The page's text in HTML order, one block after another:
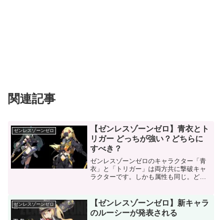
関連記事
ゼンレスゾーンゼロ
【ゼンレスゾーンゼロ】青衣とト
リガー どっちが強い？どちらに
すべき？
ゼンレスゾーンゼロのキャラクター「青
衣」と「トリガー」は両方共に撃破キャ
ラクターです。しかも属性も同じ。どち
ャラクターですが・・・青衣はフィール
ド出場時間が長めトリガー...
ゼンレスゾーンゼロ
【ゼンレスゾーンゼロ】新キャラ
のルーシーが発表される